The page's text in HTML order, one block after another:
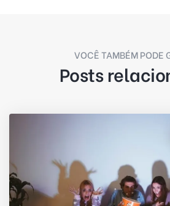
VOCÊ TAMBÉM PODE
Posts